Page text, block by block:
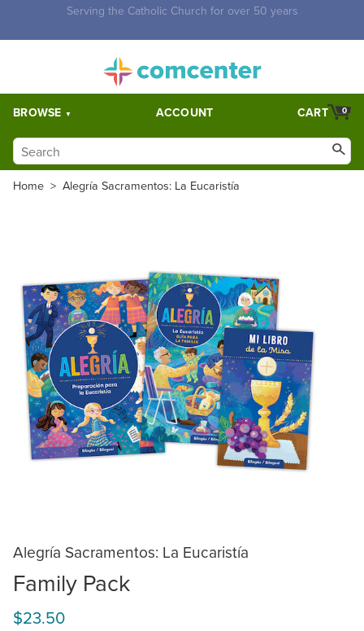
Free Shipping for orders over $5,000. Half price shipping for
BROWSE ACCOUNT 0
CART
Home > Alegría Sacramentos: La Eucaristía
Alegría Sacramentos: La Eucaristía
Family Pack
$23.50